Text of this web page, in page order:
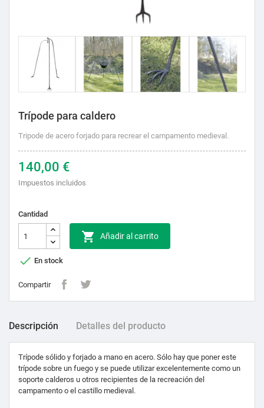
Trípode para caldero
Tripode de acero forjado para recrear el campamento medieval.
140,00 €
Impuestos incluidos
Cantidad
 Añadir al carrito
 En stock
Compartir
Descripción Detalles del producto
Trípode sólido y forjado a mano en acero. Sólo hay que poner este
trípode sobre un fuego y se puede utilizar excelentemente como un
soporte calderos u otros recipientes de la recreación del
campamento o el castillo medieval.